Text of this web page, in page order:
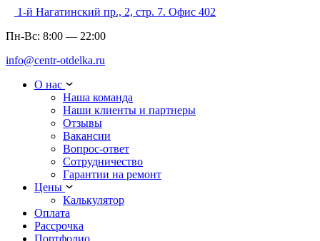
1-й Нагатинский пр., 2, стр. 7. Офис 402
Пн-Вс: 8:00 — 22:00
info@centr-otdelka.ru
О нас
Наша команда
Наши клиенты и партнеры
Отзывы
Вакансии
Вопрос-ответ
Сотрудничество
Гарантии на ремонт
Цены
Калькулятор
Оплата
Рассрочка
Портфолио